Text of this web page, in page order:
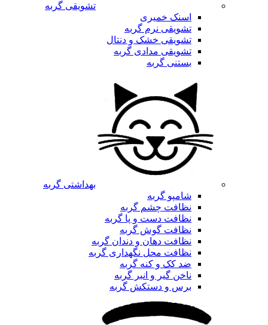
تشویقی گربه
اسنک خمیری
تشویقی نرم گربه
تشویقی خشک و دنتال
تشویقی مدادی گربه
بستنی گربه
بهداشتی گربه
شامپو گربه
نظافت چشم گربه
نظافت دست و پا گربه
نظافت گوش گربه
نظافت دهان و دندان گربه
نظافت محل نگهداری گربه
ضد کک و کنه گربه
ناخن گیر و انبر گربه
برس و دستکش گربه